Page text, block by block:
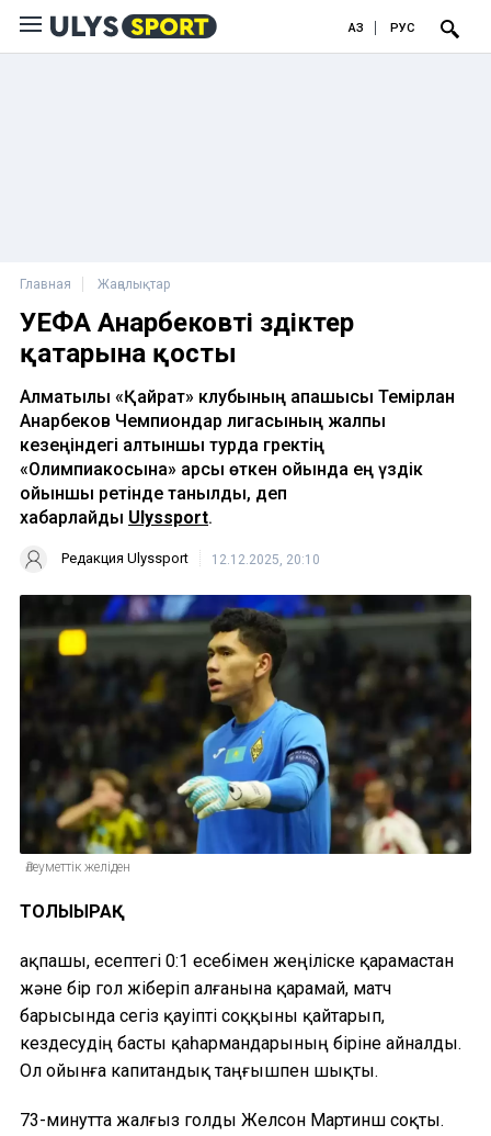
ҚАЗ РУС
Главная Жаңалықтар
УЕФА Анарбековті үздіктер
қатарына қосты
Алматылық «Қайрат» клубының қақпашысы Темірлан
Анарбеков Чемпиондар лигасының жалпы
кезеңіндегі алтыншы турда гректің
«Олимпиакосына» қарсы өткен ойында ең үздік
ойыншы ретінде танылды, деп
хабарлайды Ulyssport.
Редакция Ulyssport 12.12.2025, 20:10
Әлеуметтік желіден
ТОЛЫҒЫРАҚ
Қақпашы, есептегі 0:1 есебімен жеңіліске қарамастан
және бір гол жіберіп алғанына қарамай, матч
барысында сегіз қауіпті соққыны қайтарып,
кездесудің басты қаһармандарының біріне айналды.
Ол ойынға капитандық таңғышпен шықты.
73-минутта жалғыз голды Желсон Мартинш соқты.